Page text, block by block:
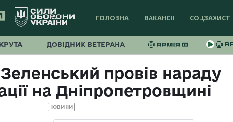
ГОЛОВНА ВАКАНСІЇ СОЦЗАХИСТ
ДОВІДНИК ВЕТЕРАНА
провів нараду
на Дніпропетровщині
НОВИНИ